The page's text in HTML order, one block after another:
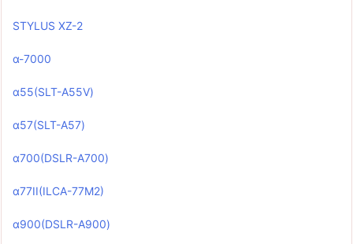
STYLUS XZ-2
α-7000
α55(SLT-A55V)
α57(SLT-A57)
α700(DSLR-A700)
α77II(ILCA-77M2)
α900(DSLR-A900)